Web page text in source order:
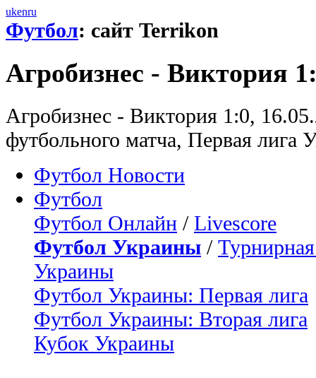
ukenru
Футбол: сайт Terrikon
Агробизнес - Виктория
Агробизнес - Виктория 1:0,
футбольного матча, Первая лига
Футбол Новости
Футбол
Футбол Онлайн / Livescore
Футбол Украины /
Украины
Футбол Украины: Первая лига
Футбол Украины: Вторая лига
Кубок Украины